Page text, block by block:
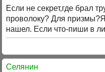
Если не секрет,где брал
проволоку? Для
нашел. Если что-пиши в
Селянин